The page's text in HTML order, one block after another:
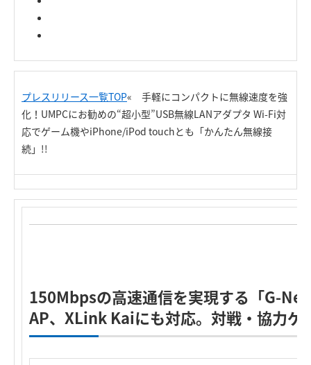
プレスリリース一覧TOP« 手軽にコンパクトに無線速度を強
化！UMPCにお勧めの“超小型”USB無線LANアダプタ Wi-Fi対
応でゲーム機やiPhone/iPod touchとも「かんたん無線接
続」!!
150Mbpsの高速通信を実現する「G-
AP、XLink Kaiにも対応。対戦・協力ゲ